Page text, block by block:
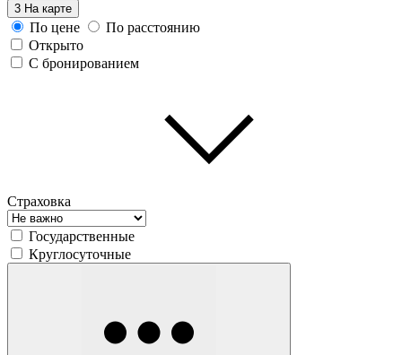
3 На карте
По цене
По расстоянию
Открыто
С бронированием
Страховка
Государственные
Круглосуточные